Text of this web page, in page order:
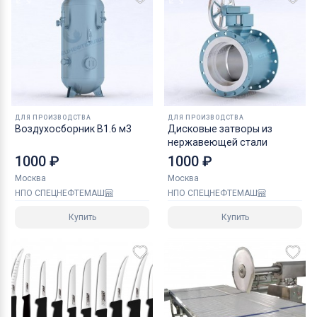
ДЛЯ ПРОИЗВОДСТВА
Воздухосборник В1.6 м3
1000 ₽
Москва
НПО СПЕЦНЕФТЕМАШ
Купить
ДЛЯ ПРОИЗВОДСТВА
Дисковые затворы из
нержавеющей стали
1000 ₽
Москва
НПО СПЕЦНЕФТЕМАШ
Купить